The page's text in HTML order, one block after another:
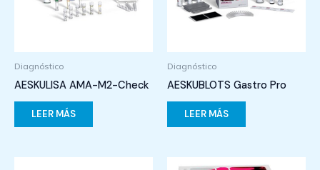
Diagnóstico
AESKULISA AMA-M2-Check
LEER MÁS
Diagnóstico
AESKUBLOTS Gastro Pro
LEER MÁS